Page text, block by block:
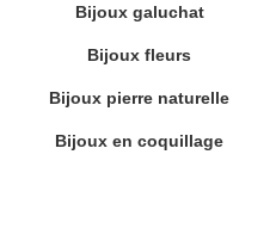
Bijoux galuchat
Bijoux fleurs
Bijoux pierre naturelle
Bijoux en coquillage